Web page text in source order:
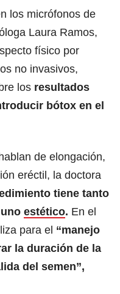
los micrófonos de
Laura Ramos,
físico por
no invasivos,
los resultados
bótox en el
de elongación,
eréctil, la doctora
tiene tanto
estético. En el
para el “manejo
la duración de la
del semen”,